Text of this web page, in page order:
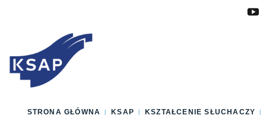
STRONA GŁÓWNA KSAP KSZTAŁCENIE SŁUCHACZY